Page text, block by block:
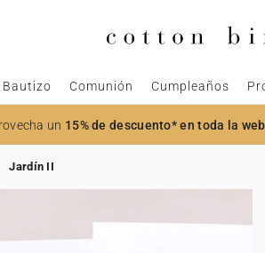
Bautizo Comunión Cumpleaños
un 15% de descuento* en toda la web
Jardín II